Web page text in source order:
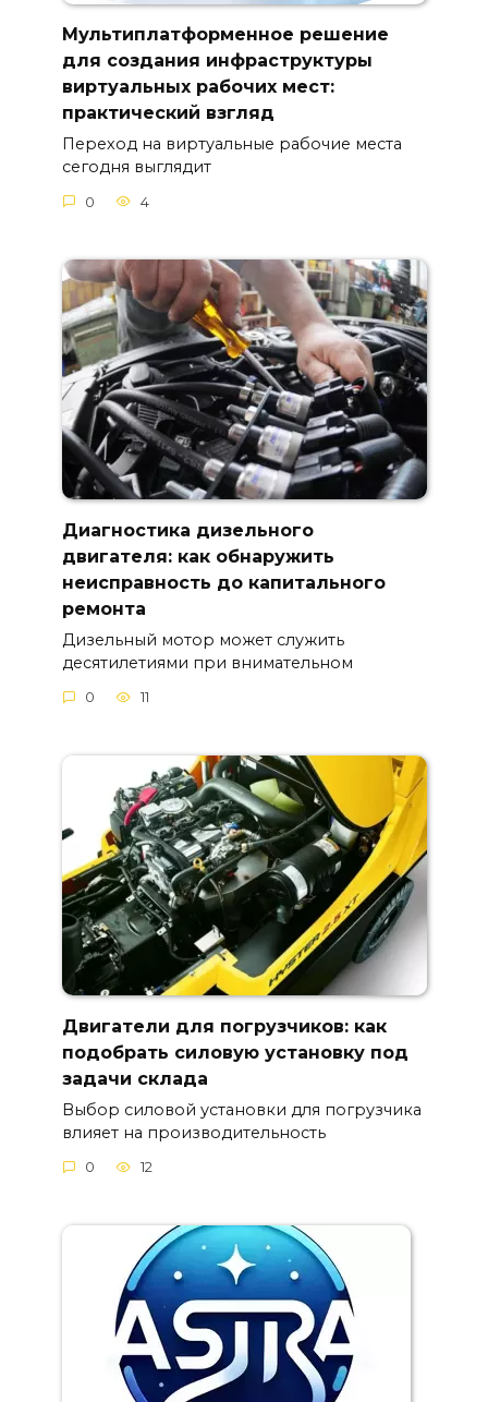
Мультиплатформенное решение
для создания инфраструктуры
виртуальных рабочих мест:
практический взгляд
Переход на виртуальные рабочие места
сегодня выглядит
0 4
Диагностика дизельного
двигателя: как обнаружить
неисправность до капитального
ремонта
Дизельный мотор может служить
десятилетиями при внимательном
0 11
Двигатели для погрузчиков: как
подобрать силовую установку под
задачи склада
Выбор силовой установки для погрузчика
влияет на производительность
0 12